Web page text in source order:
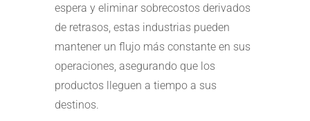
espera y eliminar sobrecostos derivados
de retrasos, estas industrias pueden
mantener un flujo más constante en sus
operaciones, asegurando que los
productos lleguen a tiempo a sus
destinos.